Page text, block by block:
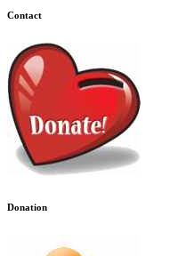
Contact
Donation